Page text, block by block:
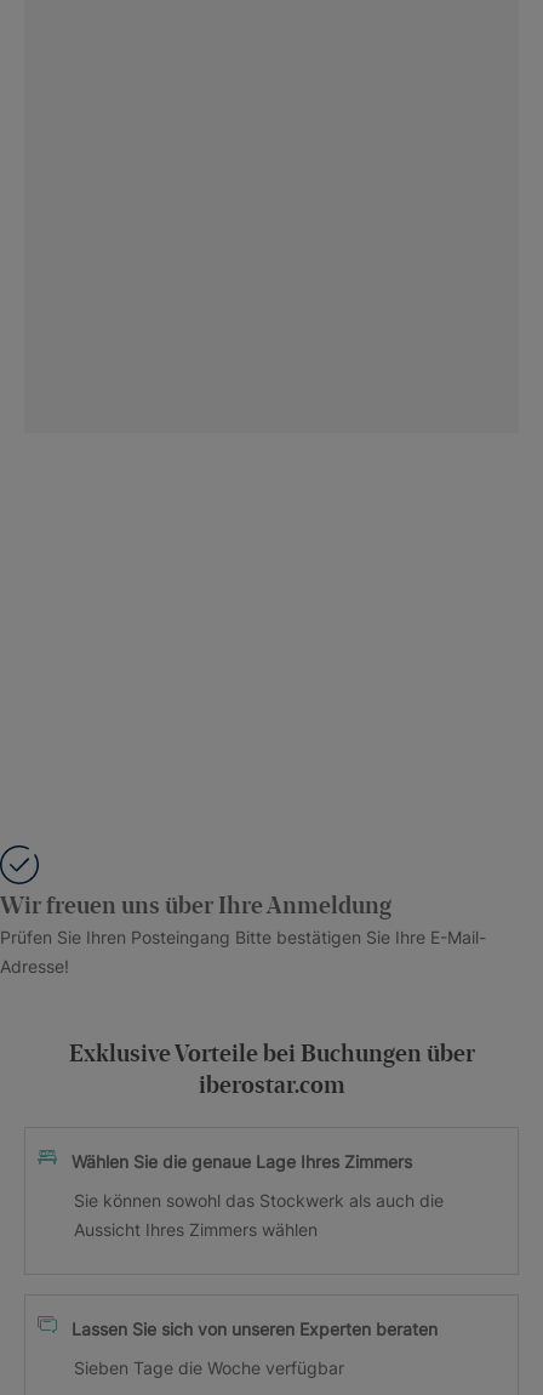
Wir freuen uns über Ihre Anmeldung
Prüfen Sie Ihren Posteingang Bitte bestätigen Sie Ihre E-Mail-
Adresse!
Exklusive Vorteile bei Buchungen über
iberostar.com
Wählen Sie die genaue Lage Ihres Zimmers
Sie können sowohl das Stockwerk als auch die
Aussicht Ihres Zimmers wählen
Lassen Sie sich von unseren Experten beraten
Sieben Tage die Woche verfügbar